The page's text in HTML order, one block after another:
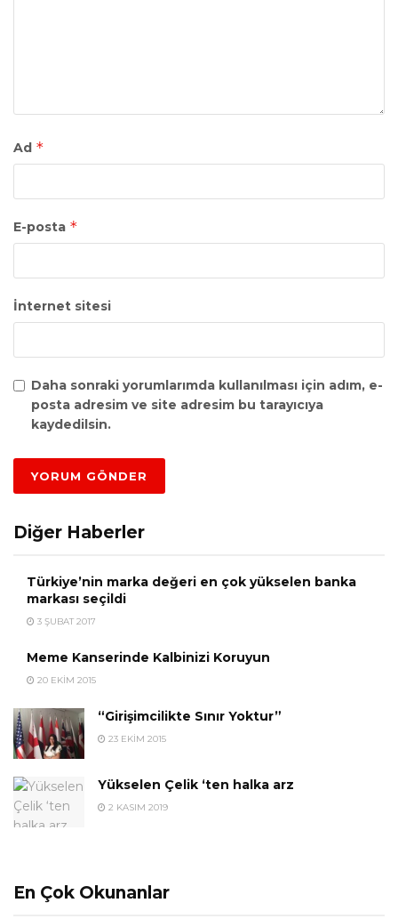
Ad *
E-posta *
İnternet sitesi
Daha sonraki yorumlarımda kullanılması için adım, e-
posta adresim ve site adresim bu tarayıcıya
kaydedilsin.
Diğer Haberler
Türkiye’nin marka değeri en çok yükselen banka
markası seçildi
3 ŞUBAT 2017
Meme Kanserinde Kalbinizi Koruyun
20 EKIM 2015
“Girişimcilikte Sınır Yoktur”
23 EKIM 2015
Yükselen Çelik ‘ten halka arz
2 KASIM 2019
En Çok Okunanlar